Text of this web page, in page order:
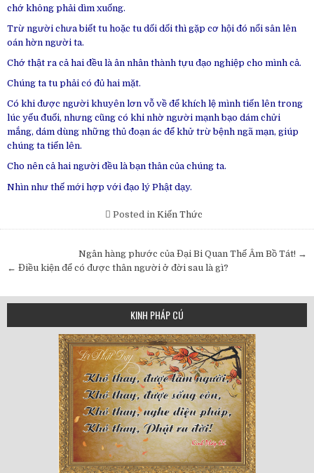
chớ không phải dìm xuống.
Trừ người chưa biết tu hoặc tu dối dối thì gặp cơ hội đó nổi sân lên
oán hờn người ta.
Chớ thật ra cả hai đều là ân nhân thành tựu đạo nghiệp cho mình cả.
Chúng ta tu phải có đủ hai mặt.
Có khi được người khuyên lơn vỗ về để khích lệ mình tiến lên trong
lúc yếu đuối, nhưng cũng có khi nhờ người mạnh bạo dám chửi
mắng, dám dùng những thủ đoạn ác để khử trừ bệnh ngã mạn, giúp
chúng ta tiến lên.
Cho nên cả hai người đều là bạn thân của chúng ta.
Nhìn như thế mới hợp với đạo lý Phật dạy.
Posted in Kiến Thức
navigation
Ngân hàng phước của Đại Bi Quan Thế Âm Bồ Tát! →
← Điều kiện để có được thân người ở đời sau là gì?
KINH PHÁP CÚ